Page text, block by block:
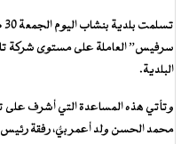
سرفيس” العاملة على مستوى شركة
البلدية.
وتأتي هذه المساعدة التي أشرف على
محمد الحسن ولد أعمر بيُّ، رفقة